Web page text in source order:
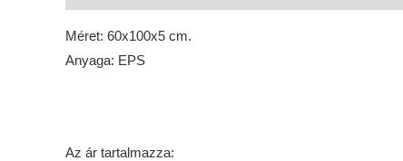
Méret: 60x100x5 cm.
Anyaga: EPS
Az ár tartalmazza: